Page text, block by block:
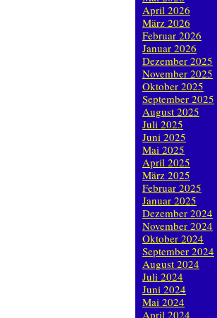
April 2026
März 2026
Februar 2026
Januar 2026
Dezember 2025
November 2025
Oktober 2025
September 2025
August 2025
Juli 2025
Juni 2025
Mai 2025
April 2025
März 2025
Februar 2025
Januar 2025
Dezember 2024
November 2024
Oktober 2024
September 2024
August 2024
Juli 2024
Juni 2024
Mai 2024
April 2024